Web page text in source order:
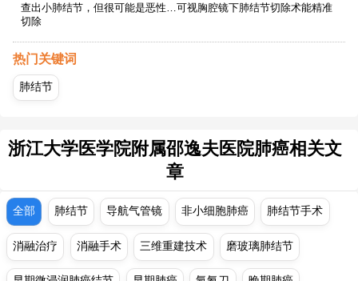
查出小肺结节，但很可能是恶性…可视胸腔镜下肺结节切除术能精准
切除
热门关键词
肺结节
浙江大学医学院附属邵逸夫医院肺癌相关文
章
全部 肺结节 导航气管镜 非小细胞肺癌 肺结节手术
消融治疗 消融手术 三维重建技术 磨玻璃肺结节